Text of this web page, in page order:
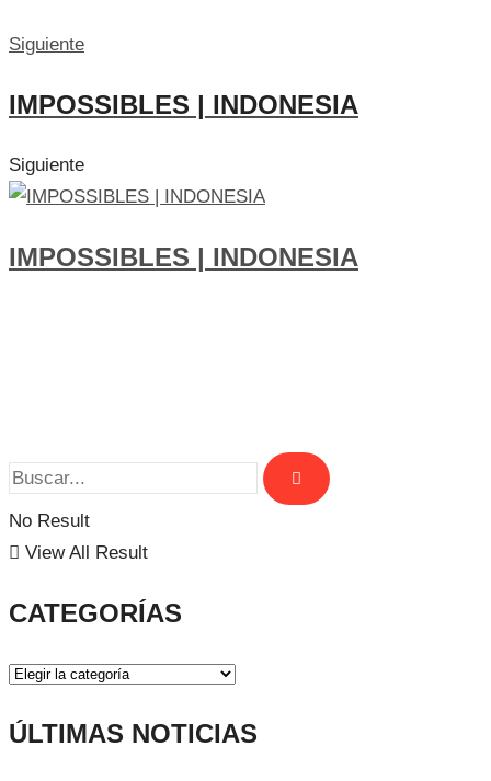
Siguiente
IMPOSSIBLES | INDONESIA
Siguiente
IMPOSSIBLES | INDONESIA
No Result
View All Result
CATEGORÍAS
ÚLTIMAS NOTICIAS